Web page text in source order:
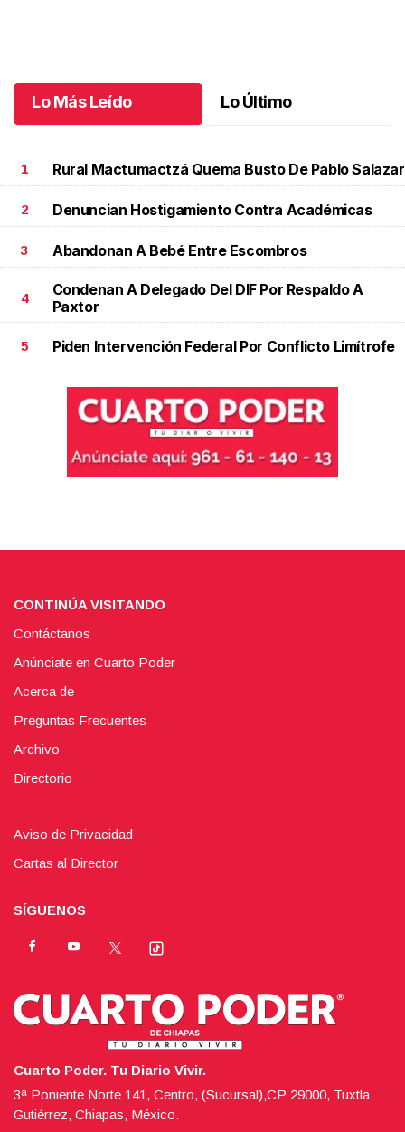
Lo Más Leído Lo Último
1 Rural Mactumactzá Quema Busto De Pablo Salazar
2 Denuncian Hostigamiento Contra Académicas
3 Abandonan A Bebé Entre Escombros
4
Condenan A Delegado Del DIF Por Respaldo A
Paxtor
5 Piden Intervención Federal Por Conflicto Limítrofe
CONTINÚA VISITANDO
Contáctanos
Anúnciate en Cuarto Poder
Acerca de
Preguntas Frecuentes
Archivo
Directorio
Aviso de Privacidad
Cartas al Director
SÍGUENOS
Cuarto Poder. Tu Diario Vivir.
3ª Poniente Norte 141, Centro, (Sucursal),CP 29000, Tuxtla
Gutiérrez, Chiapas, México.